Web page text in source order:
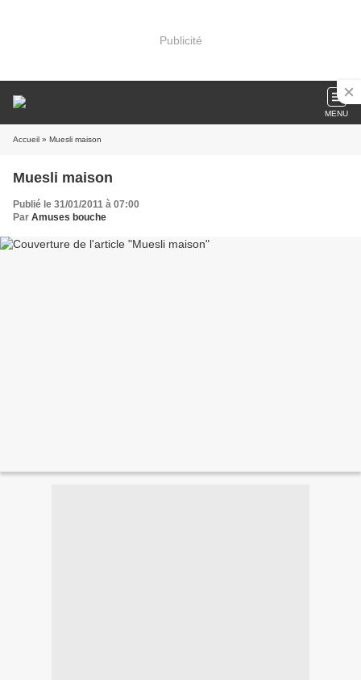
Publicité
MENU
Accueil » Muesli maison
Muesli maison
Publié le 31/01/2011 à 07:00
Par Amuses bouche